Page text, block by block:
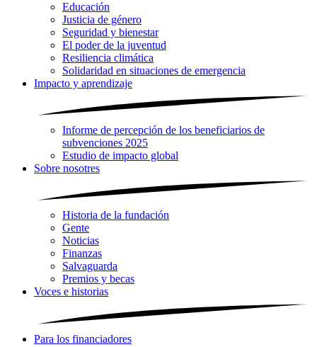
Educación
Justicia de género
Seguridad y bienestar
El poder de la juventud
Resiliencia climática
Solidaridad en situaciones de emergencia
Impacto y aprendizaje
Informe de percepción de los beneficiarios de
subvenciones 2025
Estudio de impacto global
Sobre nosotres
Historia de la fundación
Gente
Noticias
Finanzas
Salvaguarda
Premios y becas
Voces e historias
Para los financiadores